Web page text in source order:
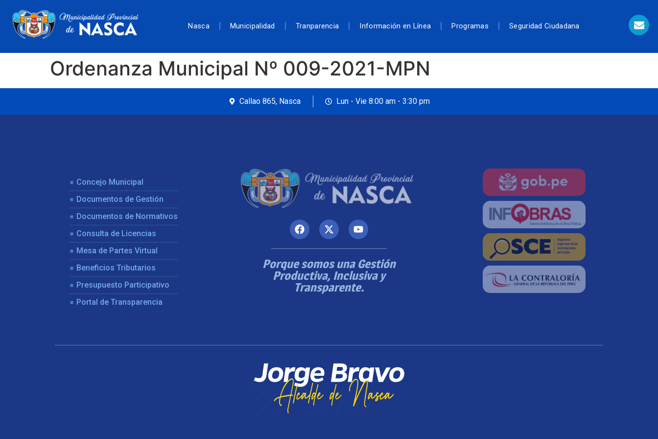
Nasca Municipalidad Tranparencia Información en Línea Programas Seguridad Ciudadana
Ordenanza Municipal Nº 009-2021-MPN
Callao 865, Nasca Lun - Vie 8:00 am - 3:30 pm
Concejo Municipal
Documentos de Gestión
Documentos de Normativos
Consulta de Licencias
Mesa de Partes Virtual
Beneficios Tributarios
Presupuesto Participativo
Portal de Transparencia
Porque somos una Gestión
Productiva, Inclusiva y
Transparente.